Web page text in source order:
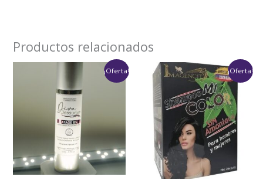
Productos relacionados
¡Oferta!
Rango
$179,800
¡Oferta!
precio
era:
$69,000.
El
precio
actual
es:
$59,000.